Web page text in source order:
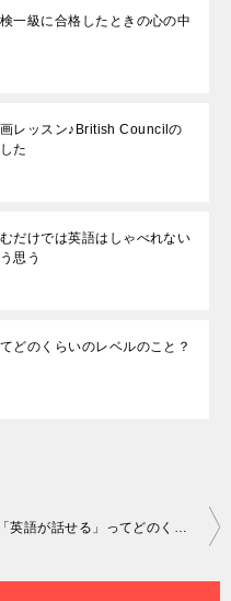
一級に合格したときの心の中
レッスン♪British Councilの
た
だけでは英語はしゃべれない
思う
どのくらいのレベルのこと？
「英語が話せる」ってどのくらいのレベルのこと？実際何時間かかる？